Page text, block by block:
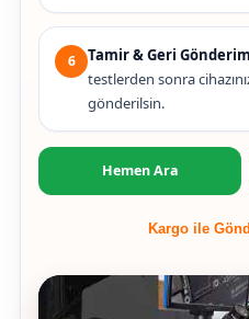
6 Tamir & Geri Gönderim
testlerden sonra
gönderilsin.
Hemen Ara
Kargo ile